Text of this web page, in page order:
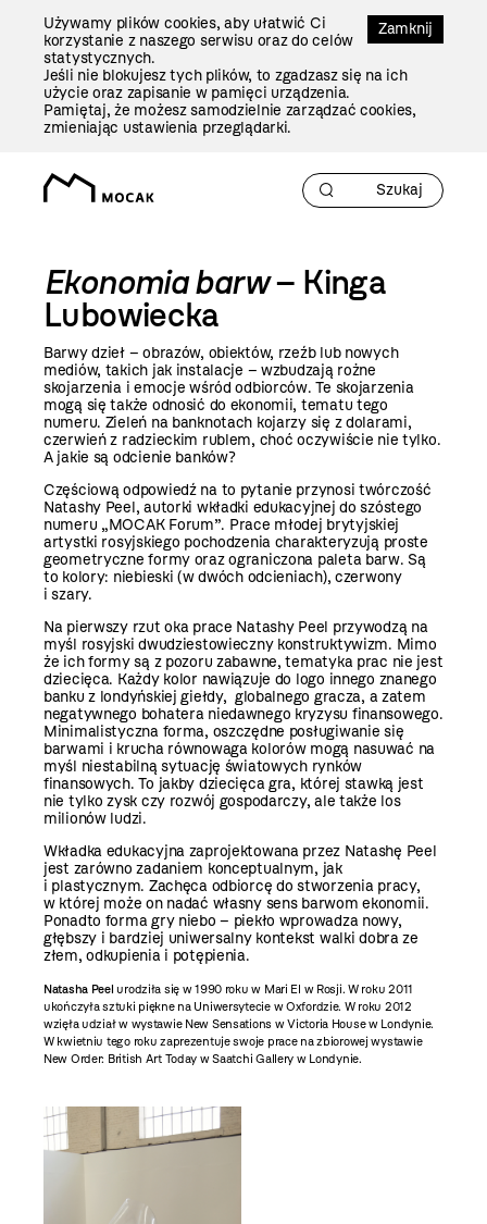
Zamknij
Używamy plików cookies, aby ułatwić Ci
korzystanie z naszego serwisu oraz do celów
statystycznych.
Jeśli nie blokujesz tych plików, to zgadzasz się na ich
użycie oraz zapisanie w pamięci urządzenia.
Pamiętaj, że możesz samodzielnie zarządzać cookies,
zmieniając ustawienia przeglądarki.
Ekonomia barw– Kinga
Lubowiecka
Barwy dzieł – obrazów, obiektów, rzeźb lub nowych
mediów, takich jak instalacje – wzbudzają rożne
skojarzenia i emocje wśród odbiorców. Te skojarzenia
mogą się także odnosić do ekonomii, tematu tego
numeru. Zieleń na banknotach kojarzy się z dolarami,
czerwień z radzieckim rublem, choć oczywiście nie tylko.
A jakie są odcienie banków?
Częściową odpowiedź na to pytanie przynosi twórczość
Natashy Peel, autorki wkładki edukacyjnej do szóstego
numeru „MOCAK Forum”. Prace młodej brytyjskiej
artystki rosyjskiego pochodzenia charakteryzują proste
geometryczne formy oraz ograniczona paleta barw. Są
to kolory: niebieski (w dwóch odcieniach), czerwony
i szary.
Na pierwszy rzut oka prace Natashy Peel przywodzą na
myśl rosyjski dwudziestowieczny konstruktywizm. Mimo
że ich formy są z pozoru zabawne, tematyka prac nie jest
dziecięca. Każdy kolor nawiązuje do logo innego znanego
banku z londyńskiej giełdy, globalnego gracza, a zatem
negatywnego bohatera niedawnego kryzysu finansowego.
Minimalistyczna forma, oszczędne posługiwanie się
barwami i krucha równowaga kolorów mogą nasuwać na
myśl niestabilną sytuację światowych rynków
finansowych. To jakby dziecięca gra, której stawką jest
nie tylko zysk czy rozwój gospodarczy, ale także los
milionów ludzi.
Wkładka edukacyjna zaprojektowana przez Natashę Peel
jest zarówno zadaniem konceptualnym, jak
i plastycznym. Zachęca odbiorcę do stworzenia pracy,
w której może on nadać własny sens barwom ekonomii.
Ponadto forma gry niebo – piekło wprowadza nowy,
głębszy i bardziej uniwersalny kontekst walki dobra ze
złem, odkupienia i potępienia.
Natasha Peel urodziła się w 1990 roku w Mari El w Rosji. W roku 2011
ukończyła sztuki piękne na Uniwersytecie w Oxfordzie. W roku 2012
wzięła udział w wystawie New Sensations w Victoria House w Londynie.
W kwietniu tego roku zaprezentuje swoje prace na zbiorowej wystawie
New Order: British Art Today w Saatchi Gallery w Londynie.